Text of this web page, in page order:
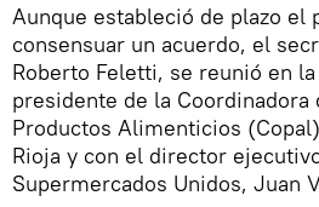
Aunque estableció de plazo el
consensuar un acuerdo, el
Roberto Feletti, se reunió en
presidente de la Coordinadora
Productos Alimenticios
Rioja y con el director
Supermercados Unidos, Juan